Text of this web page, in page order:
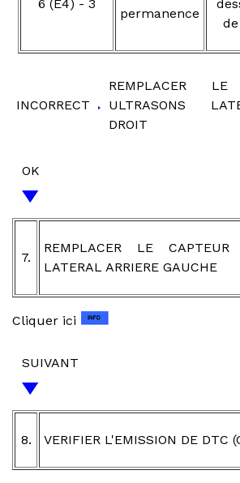
6 (E4) - 3
permanence
INCORRECT
REMPLACER
ULTRASONS
DROIT
OK
7.
REMPLACER LE CAPTEUR
LATERAL ARRIERE GAUCHE
Cliquer ici
SUIVANT
8. VERIFIER L'EMISSION DE DTC